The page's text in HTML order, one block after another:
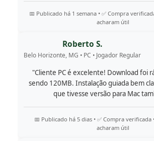
📅 Publicado há 1 semana • ✅ Compra
acharam útil
Roberto S.
Belo Horizonte, MG • PC • Jogador Regular
"Cliente PC é excelente! Download foi
sendo 120MB. Instalação guiada bem
que tivesse versão para Mac
📅 Publicado há 5 dias • ✅ Compra verificada
acharam útil